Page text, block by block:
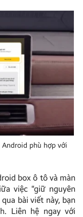
phù hợp với
box ô tô và màn
việc “giữ nguyên
qua bài viết này, bạn
Liên hệ ngay với